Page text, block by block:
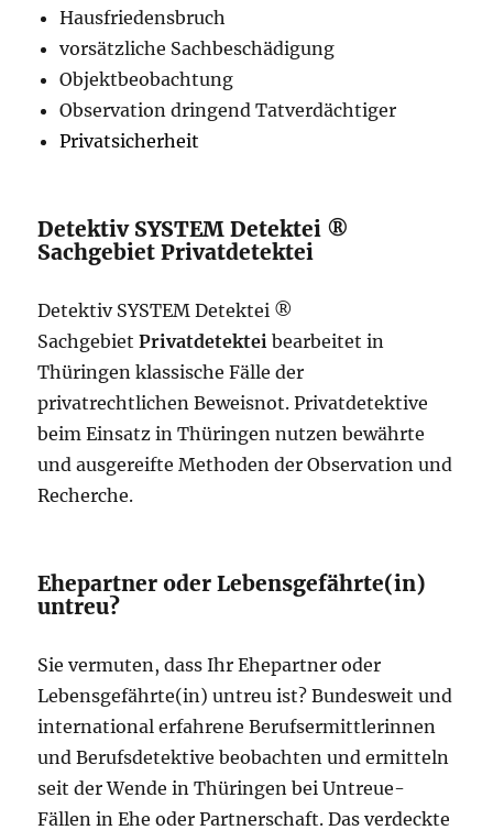
Hausfriedensbruch
vorsätzliche Sachbeschädigung
Objektbeobachtung
Observation dringend Tatverdächtiger
Privatsicherheit
Detektiv SYSTEM Detektei ®
Sachgebiet Privatdetektei
Detektiv SYSTEM Detektei ®
SachgebietPrivatdetektei bearbeitet in
Thüringen klassische Fälle der
privatrechtlichen Beweisnot. Privatdetektive
beim Einsatz in Thüringen nutzen bewährte
und ausgereifte Methoden der Observation und
Recherche.
Ehepartner oder Lebensgefährte(in)
untreu?
Sie vermuten, dass Ihr Ehepartner oder
Lebensgefährte(in) untreu ist? Bundesweit und
international erfahrene Berufsermittlerinnen
und Berufsdetektive beobachten und ermitteln
seit der Wende in Thüringen bei Untreue-
Fällen in Ehe oder Partnerschaft. Das verdeckte